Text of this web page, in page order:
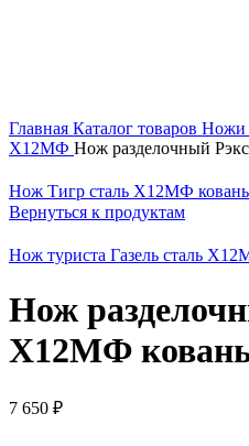
Главная Каталог товаров Ножи
Х12МФ Нож разделочный
Нож Тигр сталь Х12МФ
Вернуться к продуктам
Нож туриста Газель сталь
Нож
Х12МФ
7 650 ₽